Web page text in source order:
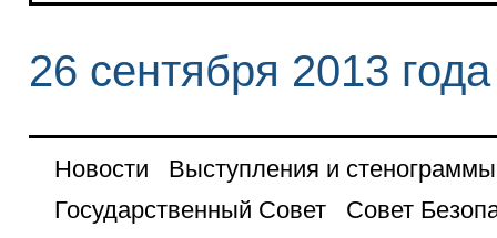
26 сентября 2013 года
Новости
Выступления и стенограммы
Государственный Совет
Совет